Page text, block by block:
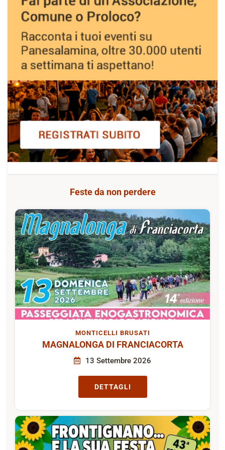
Feste da non perdere
MONTICELLI BRUSATI
MAGNALONGA DI FRANCIACORTA
13 Settembre 2026
DETTAGLI